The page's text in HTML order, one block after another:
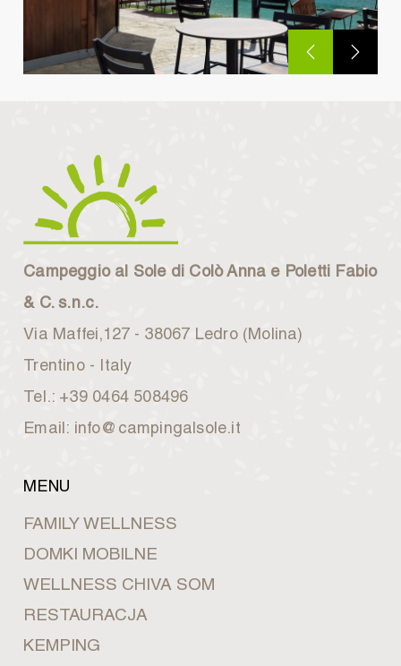
Campeggio al Sole di Colò Anna e Poletti Fabio
& C. s.n.c.
Via Maffei,127 - 38067 Ledro (Molina)
Trentino - Italy
Tel.: +39 0464 508496
Email: info@campingalsole.it
MENU
FAMILY WELLNESS
DOMKI MOBILNE
WELLNESS CHIVA SOM
RESTAURACJA
KEMPING